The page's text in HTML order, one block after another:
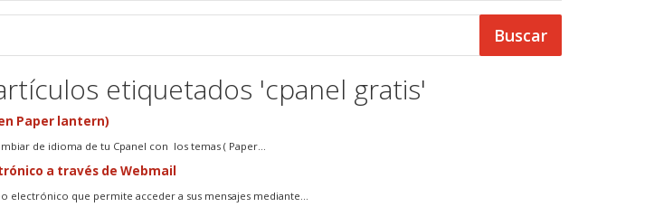
etiquetados 'cpanel gratis'
Paper lantern)
de idioma de tu Cpanel con los temas ( Paper...
a través de Webmail
electrónico que permite acceder a sus mensajes mediante...